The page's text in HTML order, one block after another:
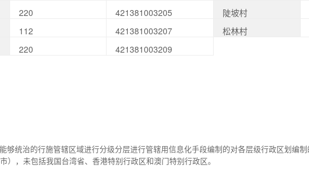
220 421381003205 陡坡村
112 421381003207 松林村
220 421381003209
够统治的行施管辖区域进行分级分层进行管辖用信息化手段编制的对各层级行政区划编
），未包括我国台湾省、香港特别行政区和澳门特别行政区。